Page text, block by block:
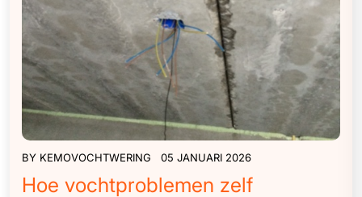
BY KEMOVOCHTWERING 05 JANUARI 2026
Hoe vochtproblemen zelf